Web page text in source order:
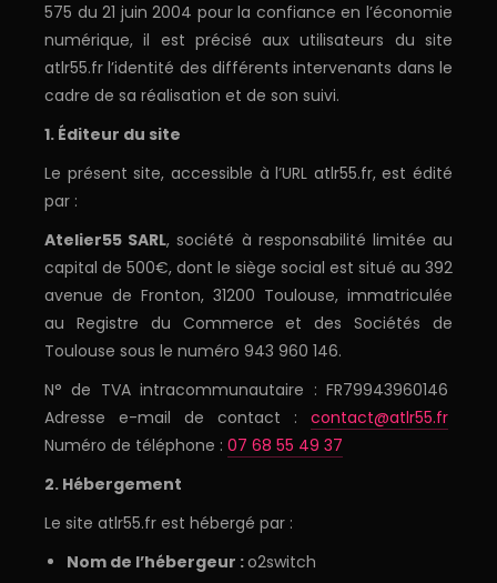
575 du 21 juin 2004 pour la confiance en l’économie
numérique, il est précisé aux utilisateurs du site
atlr55.fr l’identité des différents intervenants dans le
cadre de sa réalisation et de son suivi.
1. Éditeur du site
Le présent site, accessible à l’URL atlr55.fr, est édité
par :
Atelier55 SARL, société à responsabilité limitée au
capital de 500€, dont le siège social est situé au 392
avenue de Fronton, 31200 Toulouse, immatriculée
au Registre du Commerce et des Sociétés de
Toulouse sous le numéro 943 960 146.
N° de TVA intracommunautaire : FR79943960146
Adresse e-mail de contact : contact@atlr55.fr
Numéro de téléphone : 07 68 55 49 37
2. Hébergement
Le site atlr55.fr est hébergé par :
Nom de l’hébergeur :o2switch